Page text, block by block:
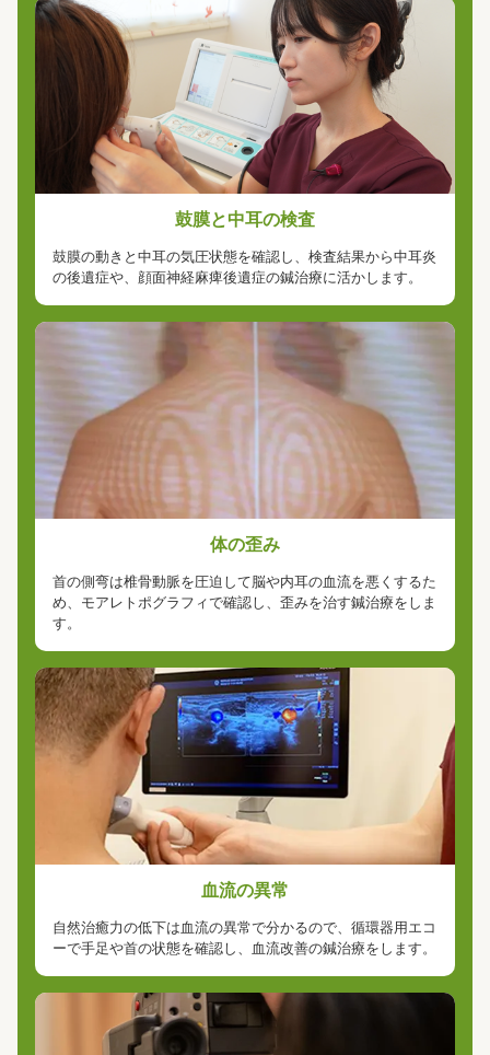
今すぐ無料相談
治療に関する無料メール相談は24時間以内に回答
鼓膜と中耳の検査
鼓膜の動きと中耳の気圧状態を確認し、検査結果から中耳炎
の後遺症や、顔面神経麻痺後遺症の鍼治療に活かします。
体の歪み
首の側弯は椎骨動脈を圧迫して脳や内耳の血流を悪くするた
め、モアレトポグラフィで確認し、歪みを治す鍼治療をしま
す。
血流の異常
自然治癒力の低下は血流の異常で分かるので、循環器用エコ
ーで手足や首の状態を確認し、血流改善の鍼治療をします。